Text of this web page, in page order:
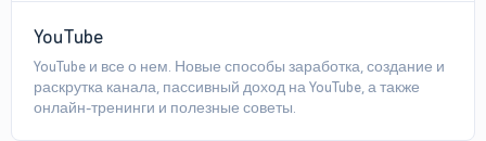
YouTube
YouTube и все о нем. Новые способы заработка, создание и
раскрутка канала, пассивный доход на YouTube, а также
онлайн-тренинги и полезные советы.